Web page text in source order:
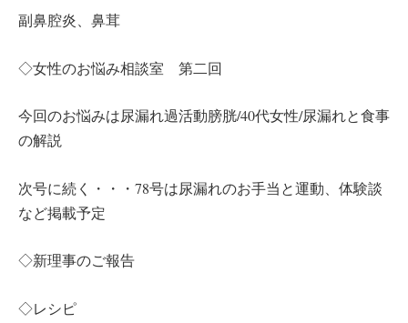
副鼻腔炎、鼻茸
◇女性のお悩み相談室 第二回
今回のお悩みは尿漏れ過活動膀胱/40代女性/尿漏れと食事
の解説
次号に続く・・・78号は尿漏れのお手当と運動、体験談
など掲載予定
◇新理事のご報告
◇レシピ